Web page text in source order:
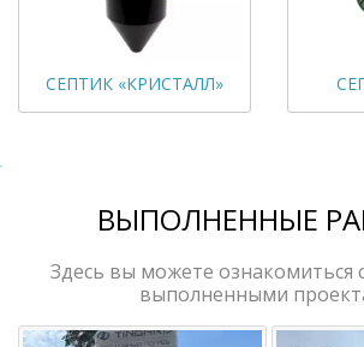
СЕПТИК «КРИСТАЛЛ»
ВЫПОЛНЕННЫЕ
Здесь вы можете ознакомиться
выполненными